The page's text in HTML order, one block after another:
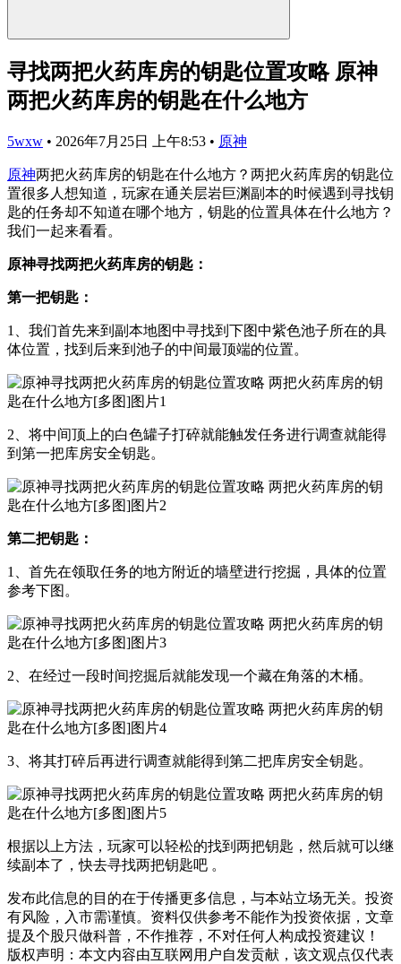
寻找两把火药库房的钥匙位置攻略 原神
两把火药库房的钥匙在什么地方
5wxw • 2026年7月25日 上午8:53 • 原神
原神两把火药库房的钥匙在什么地方？两把火药库房的钥匙位
置很多人想知道，玩家在通关层岩巨渊副本的时候遇到寻找钥
匙的任务却不知道在哪个地方，钥匙的位置具体在什么地方？
我们一起来看看。
原神寻找两把火药库房的钥匙：
第一把钥匙：
1、我们首先来到副本地图中寻找到下图中紫色池子所在的具
体位置，找到后来到池子的中间最顶端的位置。
2、将中间顶上的白色罐子打碎就能触发任务进行调查就能得
到第一把库房安全钥匙。
第二把钥匙：
1、首先在领取任务的地方附近的墙壁进行挖掘，具体的位置
参考下图。
2、在经过一段时间挖掘后就能发现一个藏在角落的木桶。
3、将其打碎后再进行调查就能得到第二把库房安全钥匙。
根据以上方法，玩家可以轻松的找到两把钥匙，然后就可以继
续副本了，快去寻找两把钥匙吧 。
发布此信息的目的在于传播更多信息，与本站立场无关。投资
有风险，入市需谨慎。资料仅供参考不能作为投资依据，文章
提及个股只做科普，不作推荐，不对任何人构成投资建议！
版权声明：本文内容由互联网用户自发贡献，该文观点仅代表